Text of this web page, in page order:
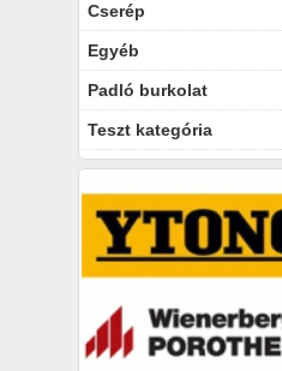
Cserép
Egyéb
Padló burkolat
Teszt kategória